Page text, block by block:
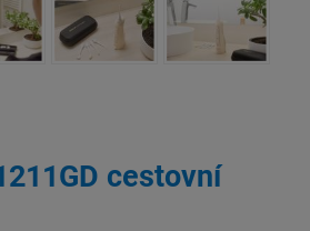
cestovní